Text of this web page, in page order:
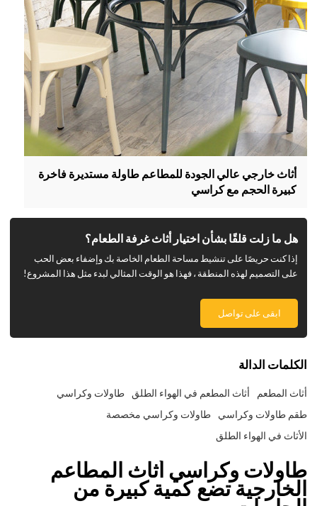
أثاث خارجي عالي الجودة للمطاعم طاولة مستديرة فاخرة
كبيرة الحجم مع كراسي
هل ما زلت قلقًا بشأن اختيار أثاث غرفة الطعام؟
إذا كنت حريصًا على تنشيط مساحة الطعام الخاصة بك وإضفاء بعض الحب
على التصميم لهذه المنطقة ، فهذا هو الوقت المثالي لبدء مثل هذا المشروع!
ابقى على تواصل
الكلمات الدالة
أثاث المطعم أثاث المطعم في الهواء الطلق
طاولات وكراسي
طقم طاولات وكراسي
طاولات وكراسي مخصصة
الأثاث في الهواء الطلق
طاولات وكراسي أثاث المطاعم
الخارجية تضع كمية كبيرة من